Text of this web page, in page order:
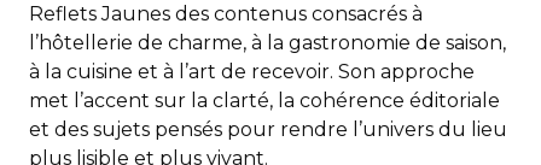
Reflets Jaunes des contenus consacrés à
l’hôtellerie de charme, à la gastronomie de saison,
à la cuisine et à l’art de recevoir. Son approche
met l’accent sur la clarté, la cohérence éditoriale
et des sujets pensés pour rendre l’univers du lieu
plus lisible et plus vivant.